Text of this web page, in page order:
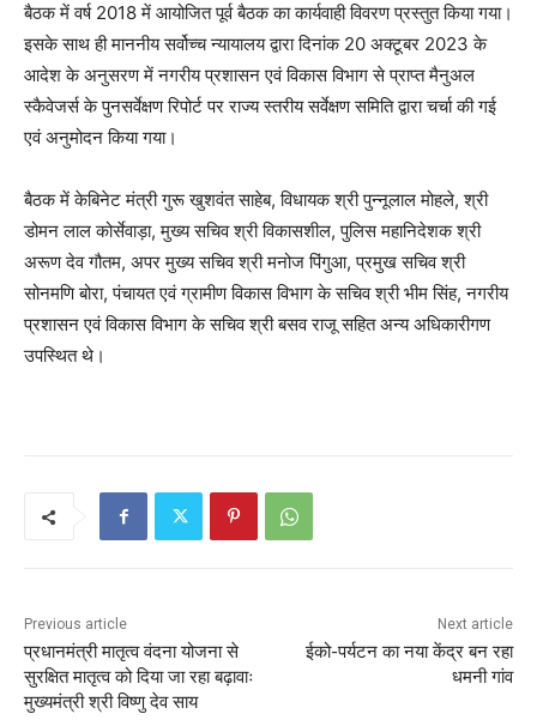
बैठक में वर्ष 2018 में आयोजित पूर्व बैठक का कार्यवाही विवरण प्रस्तुत किया गया।
इसके साथ ही माननीय सर्वोच्च न्यायालय द्वारा दिनांक 20 अक्टूबर 2023 के
आदेश के अनुसरण में नगरीय प्रशासन एवं विकास विभाग से प्राप्त मैनुअल
स्कैवेजर्स के पुनसर्वेक्षण रिपोर्ट पर राज्य स्तरीय सर्वेक्षण समिति द्वारा चर्चा की गई
एवं अनुमोदन किया गया।
बैठक में केबिनेट मंत्री गुरू खुशवंत साहेब, विधायक श्री पुन्नूलाल मोहले, श्री
डोमन लाल कोर्सेवाड़ा, मुख्य सचिव श्री विकासशील, पुलिस महानिदेशक श्री
अरूण देव गौतम, अपर मुख्य सचिव श्री मनोज पिंगुआ, प्रमुख सचिव श्री
सोनमणि बोरा, पंचायत एवं ग्रामीण विकास विभाग के सचिव श्री भीम सिंह, नगरीय
प्रशासन एवं विकास विभाग के सचिव श्री बसव राजू सहित अन्य अधिकारीगण
उपस्थित थे।
Previous article
प्रधानमंत्री मातृत्व वंदना योजना से
सुरक्षित मातृत्व को दिया जा रहा बढ़ावाः
मुख्यमंत्री श्री विष्णु देव साय
Next article
ईको-पर्यटन का नया केंद्र बन रहा
धमनी गांव